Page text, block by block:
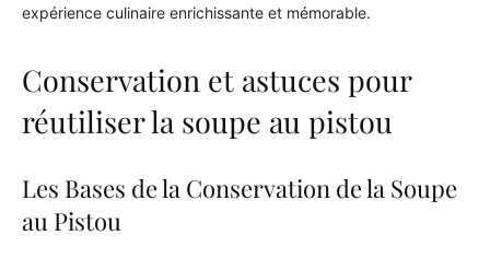
expérience culinaire enrichissante et mémorable.
Conservation et astuces pour
réutiliser la soupe au pistou
Les Bases de la Conservation de la Soupe
au Pistou